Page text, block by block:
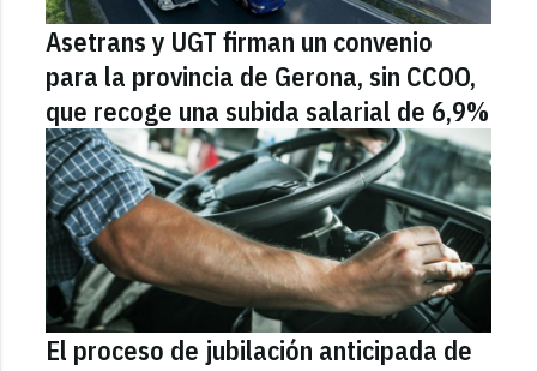
Asetrans y UGT firman un convenio
para la provincia de Gerona, sin CCOO,
que recoge una subida salarial de 6,9%
El proceso de jubilación anticipada de